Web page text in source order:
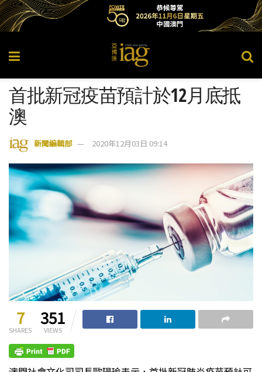
首批新冠疫苗預計於12月底抵
澳
新聞編輯部 2020年12月03日 09:14
7
SHARES
351
VIEWS